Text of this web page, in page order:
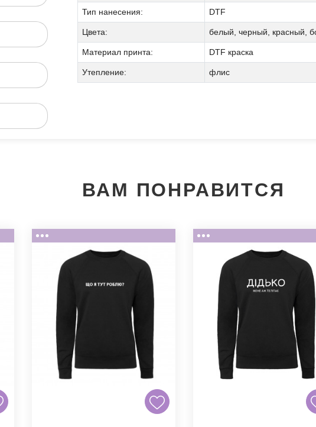
Тип нанесения: DTF
Цвета: белый, черный, красный,
Материал принта: DTF краска
Утепление: флис
ВАМ ПОНРАВИТСЯ